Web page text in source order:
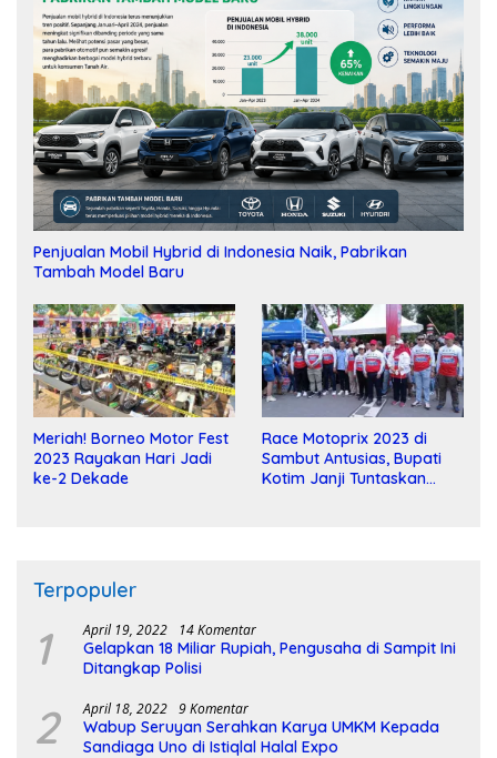
Penjualan Mobil Hybrid di Indonesia Naik, Pabrikan
Tambah Model Baru
Meriah! Borneo Motor Fest
2023 Rayakan Hari Jadi
ke-2 Dekade
Race Motoprix 2023 di
Sambut Antusias, Bupati
Kotim Janji Tuntaskan
Terpopuler
1 April 19, 2022 14 Komentar
Gelapkan 18 Miliar Rupiah, Pengusaha di Sampit Ini
Ditangkap Polisi
2 April 18, 2022 9 Komentar
Wabup Seruyan Serahkan Karya UMKM Kepada
Sandiaga Uno di Istiqlal Halal Expo